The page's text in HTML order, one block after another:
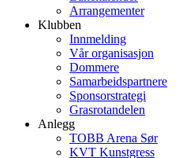
Arrangementer
Klubben
Innmelding
Vår organisasjon
Dommere
Samarbeidspartnere
Sponsorstrategi
Grasrotandelen
Anlegg
TOBB Arena Sør
KVT Kunstgress